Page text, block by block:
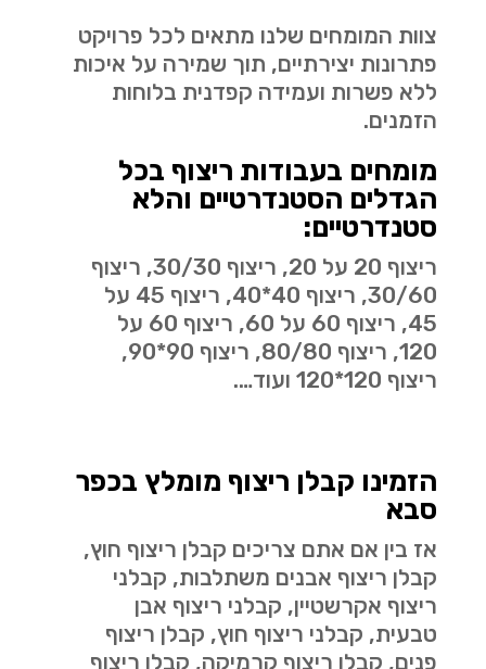
צוות המומחים שלנו מתאים לכל פרויקט
פתרונות יצירתיים, תוך שמירה על איכות
ללא פשרות ועמידה קפדנית בלוחות
הזמנים.
מומחים בעבודות ריצוף בכל
הגדלים הסטנדרטיים והלא
סטנדרטיים:
ריצוף 20 על 20, ריצוף 30/30, ריצוף
30/60, ריצוף 40*40, ריצוף 45 על
45, ריצוף 60 על 60, ריצוף 60 על
120, ריצוף 80/80, ריצוף 90*90,
ריצוף 120*120 ועוד….
הזמינו קבלן ריצוף מומלץ בכפר
סבא
אז בין אם אתם צריכים קבלן ריצוף חוץ,
קבלן ריצוף אבנים משתלבות, קבלני
ריצוף אקרשטיין, קבלני ריצוף אבן
טבעית, קבלני ריצוף חוץ, קבלן ריצוף
פנים, קבלן ריצוף קרמיקה, קבלן ריצוף